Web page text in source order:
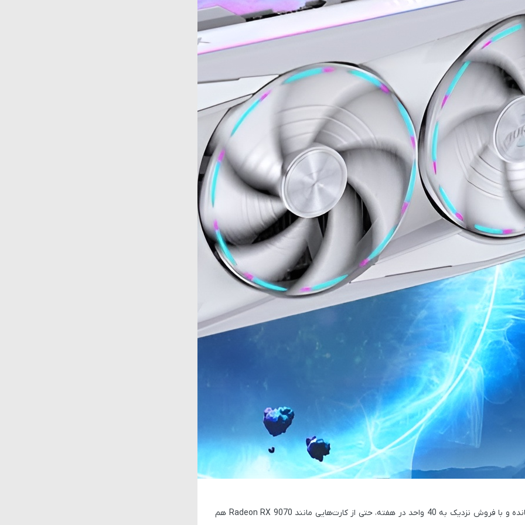
واحد در هفته، حتی از کارت‌هایی مانند Radeon RX 9070 هم